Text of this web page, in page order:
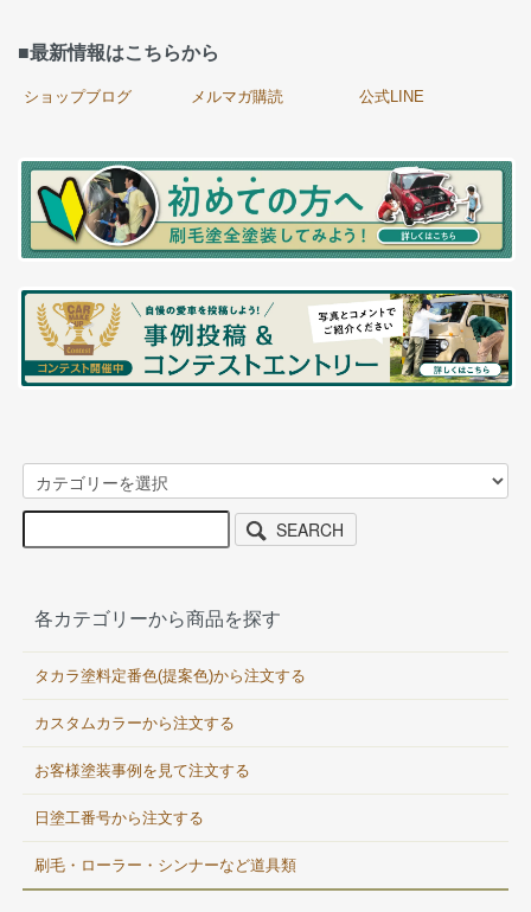
■最新情報はこちらから
ショップブログ メルマガ購読 公式LINE
SEARCH
各カテゴリーから商品を探す
タカラ塗料定番色(提案色)から注文する
カスタムカラーから注文する
お客様塗装事例を見て注文する
日塗工番号から注文する
刷毛・ローラー・シンナーなど道具類